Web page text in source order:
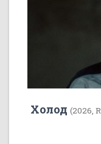
Холод (2026,